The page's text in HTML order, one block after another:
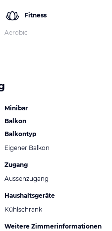
Fitness
Aerobic
Minibar
Balkon
Balkontyp
Eigener Balkon
Zugang
Aussenzugang
Haushaltsgeräte
Kühlschrank
Weitere Zimmerinformationen